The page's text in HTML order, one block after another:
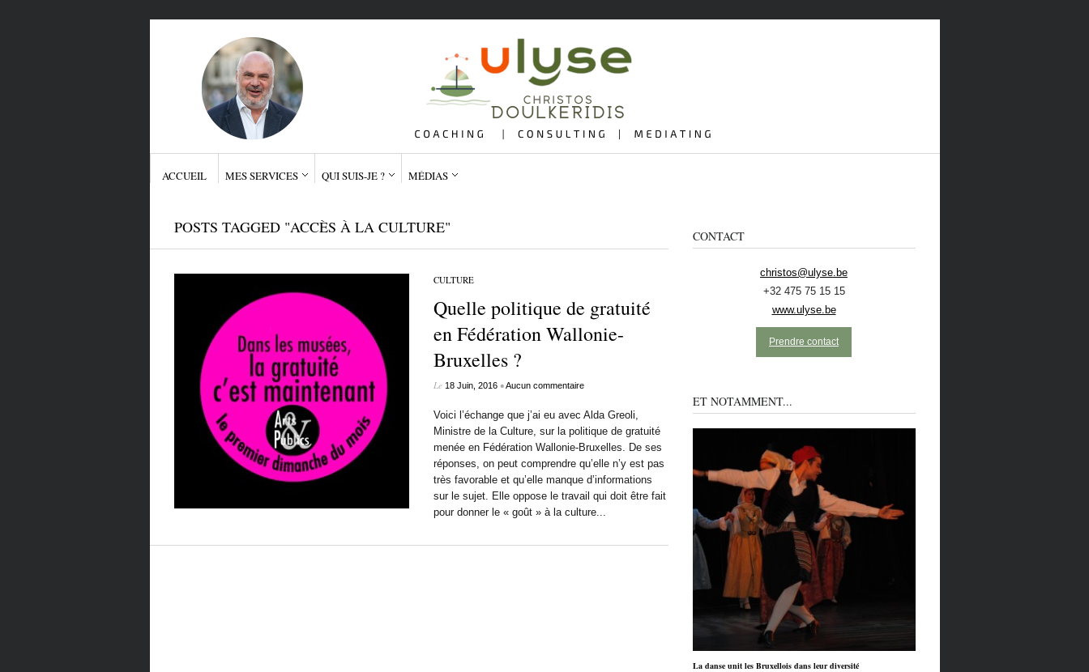
QUI SUIS-JE ? ECOLO
ACCUEIL MES SERVICES QUI SUIS-JE ? MÉDIAS
POSTS TAGGED "ACCÈS À LA CULTURE"
CULTURE
Quelle politique de gratuité
en Fédération Wallonie-
Bruxelles ?
Le 18 Juin, 2016 •Aucun commentaire
Voici l’échange que j’ai eu avec Alda Greoli,
Ministre de la Culture, sur la politique de gratuité
menée en Fédération Wallonie-Bruxelles. De ses
réponses, on peut comprendre qu’elle n’y est pas
très favorable et qu’elle manque d’informations
sur le sujet. Elle oppose le travail qui doit être fait
pour donner le « goût » à la culture...
CONTACT
christos@ulyse.be
+32 475 75 15 15
www.ulyse.be
Prendre contact
ET NOTAMMENT...
La danse unit les Bruxellois dans leur diversité